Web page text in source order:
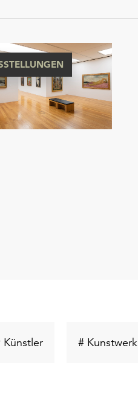
KünstlerSchlüsselwort# Kunstwerk